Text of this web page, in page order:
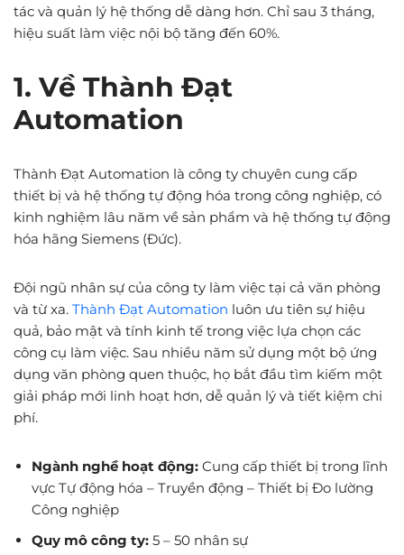
tác và quản lý hệ thống dễ dàng hơn. Chỉ sau 3 tháng,
hiệu suất làm việc nội bộ tăng đến 60%.
1. Về Thành Đạt
Automation
Thành Đạt Automation là công ty chuyên cung cấp
thiết bị và hệ thống tự động hóa trong công nghiệp, có
kinh nghiệm lâu năm về sản phẩm và hệ thống tự động
hóa hãng Siemens (Đức).
Đội ngũ nhân sự của công ty làm việc tại cả văn phòng
và từ xa. Thành Đạt Automation luôn ưu tiên sự hiệu
quả, bảo mật và tính kinh tế trong việc lựa chọn các
công cụ làm việc. Sau nhiều năm sử dụng một bộ ứng
dụng văn phòng quen thuộc, họ bắt đầu tìm kiếm một
giải pháp mới linh hoạt hơn, dễ quản lý và tiết kiệm chi
phí.
Ngành nghề hoạt động: Cung cấp thiết bị trong lĩnh
vực Tự động hóa – Truyền động – Thiết bị Đo lường
Công nghiệp
Quy mô công ty: 5 – 50 nhân sự